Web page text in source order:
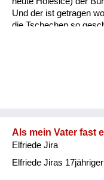
Und der ist getragen
die Tschechen so
gestorben. Meine
mitgegeben, die sind
Als mein Vater fast
Elfriede Jira
Elfriede Jiras